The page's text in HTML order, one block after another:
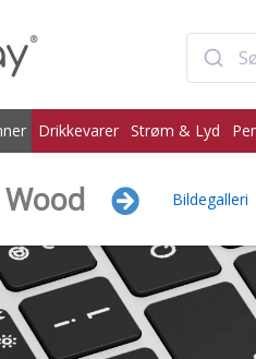
Drikkevarer Strøm & Lyd
Bildegalleri